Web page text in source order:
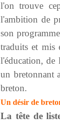
l'on trouve
l'ambition de
son
traduits et mis
l'éducation, de
un bretonnant
breton.
Un désir de
La tête de